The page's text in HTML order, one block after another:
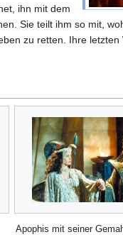
ihn mit dem
Sie teilt ihm so mit,
zu retten. Ihre
Apophis mit seiner